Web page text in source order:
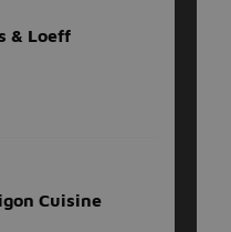
& Loeff
Cuisine